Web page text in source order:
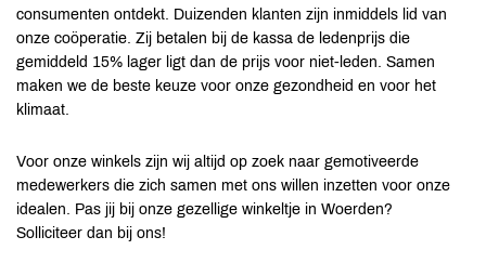
consumenten ontdekt. Duizenden klanten zijn inmiddels lid van
onze coöperatie. Zij betalen bij de kassa de ledenprijs die
gemiddeld 15% lager ligt dan de prijs voor niet-leden. Samen
maken we de beste keuze voor onze gezondheid en voor het
klimaat.
Voor onze winkels zijn wij altijd op zoek naar gemotiveerde
medewerkers die zich samen met ons willen inzetten voor onze
idealen. Pas jij bij onze gezellige winkeltje in Woerden?
Solliciteer dan bij ons!